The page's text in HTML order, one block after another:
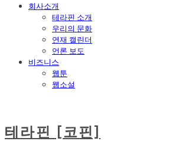
회사소개
테라핀 소개
우리의 문화
연재 캘린더
언론 보도
비즈니스
웹툰
웹소설
테라핀 [코핀]